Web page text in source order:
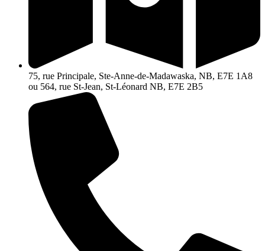
75, rue Principale, Ste-Anne-de-Madawaska, NB, E7E 1A8
ou 564, rue St-Jean, St-Léonard NB, E7E 2B5